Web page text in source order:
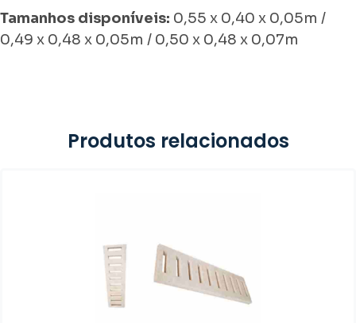
Tamanhos disponíveis: 0,55 x 0,40 x 0,05m /
0,49 x 0,48 x 0,05m / 0,50 x 0,48 x 0,07m
Produtos relacionados